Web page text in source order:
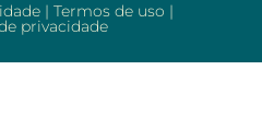
| Termos de uso |
privacidade